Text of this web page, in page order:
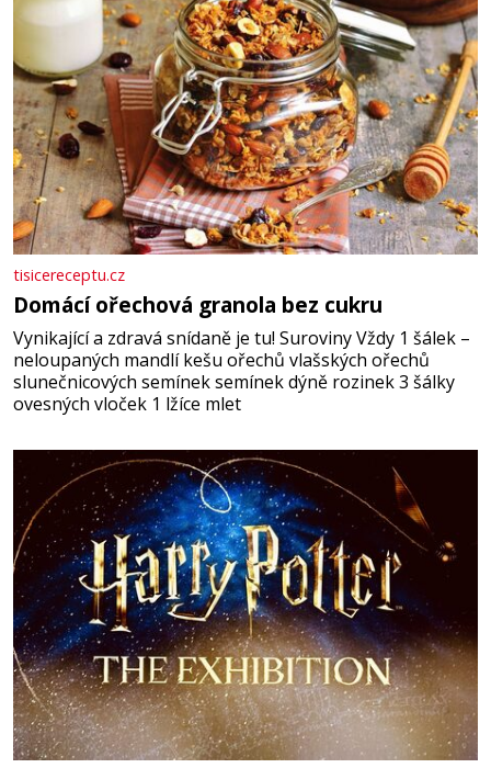
tisicereceptu.cz
Domácí ořechová granola bez cukru
Vynikající a zdravá snídaně je tu! Suroviny Vždy 1 šálek –
neloupaných mandlí kešu ořechů vlašských ořechů
slunečnicových semínek semínek dýně rozinek 3 šálky
ovesných vloček 1 lžíce mlet